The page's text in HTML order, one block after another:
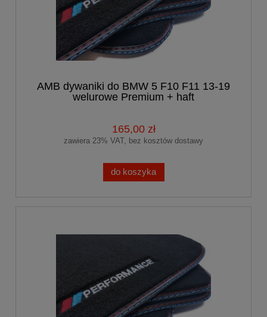
AMB dywaniki do BMW 5 F10 F11 13-19
welurowe Premium + haft
165,00 zł
zawiera 23% VAT, bez kosztów dostawy
do koszyka